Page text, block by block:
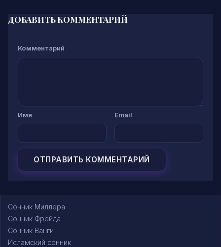
ДОБАВИТЬ КОММЕНТАРИЙ
Комментарий
Имя Email
Сонник Миллера
Сонник Фрейда
Сонник Ванги
Исламский сонник